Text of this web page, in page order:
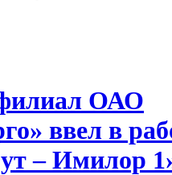
ОАО
ввел в
– Имилор